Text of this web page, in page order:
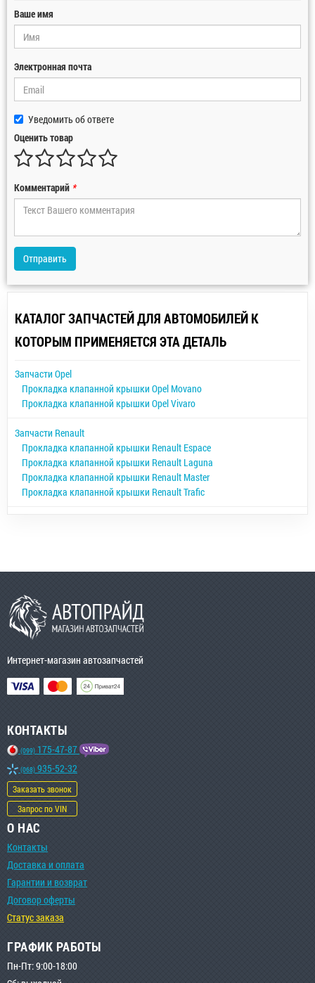
Ваше имя
Электронная почта
Уведомить об ответе
Оценить товар
Комментарий *
Отправить
КАТАЛОГ ЗАПЧАСТЕЙ ДЛЯ АВТОМОБИЛЕЙ К
КОТОРЫМ ПРИМЕНЯЕТСЯ ЭТА ДЕТАЛЬ
Запчасти Opel
Прокладка клапанной крышки Opel Movano
Прокладка клапанной крышки Opel Vivaro
Запчасти Renault
Прокладка клапанной крышки Renault Espace
Прокладка клапанной крышки Renault Laguna
Прокладка клапанной крышки Renault Master
Прокладка клапанной крышки Renault Trafic
Интернет-магазин автозапчастей
КОНТАКТЫ
(099) 175-47-87
(068) 935-52-32
Заказать звонок
Запрос по VIN
О НАС
Контакты
Доставка и оплата
Гарантии и возврат
Договор оферты
Статус заказа
ГРАФИК РАБОТЫ
Пн-Пт: 9:00-18:00